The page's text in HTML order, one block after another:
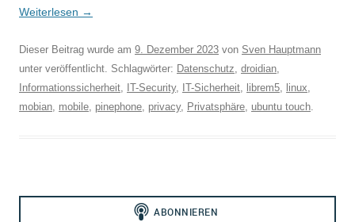
Weiterlesen →
Dieser Beitrag wurde am 9. Dezember 2023 von Sven Hauptmann
unter veröffentlicht. Schlagwörter: Datenschutz, droidian,
Informationssicherheit, IT-Security, IT-Sicherheit, librem5, linux,
mobian, mobile, pinephone, privacy, Privatsphäre, ubuntu touch.